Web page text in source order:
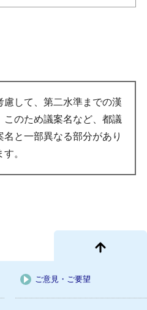
して、第二水準までの漢
のため議案名など、都議
と一部異なる部分があり
。
ご意見・ご要望